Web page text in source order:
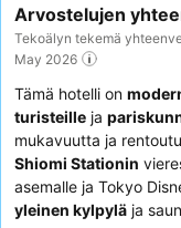
Arvostelujen
Tekoälyn tekemä
May 2026
Tämä hotelli on
turisteille ja
mukavuutta ja
Shiomi Stationin
asemalle ja Tokyo
yleinen kylpylä ja